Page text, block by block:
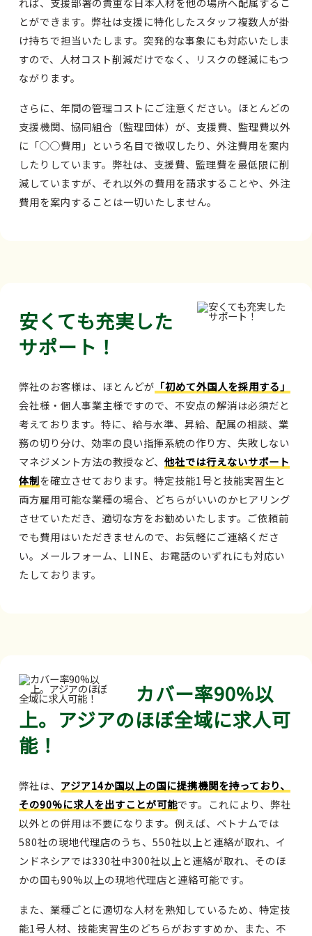
とができます。弊社は支援に特化したスタッフ複数人が掛
け持ちで担当いたします。突発的な事象にも対応いたしま
すので、人材コスト削減だけでなく、リスクの軽減にもつ
ながります。
さらに、年間の管理コストにご注意ください。ほとんどの
支援機関、協同組合（監理団体）が、支援費、監理費以外
に「○○費用」という名目で徴収したり、外注費用を案内
したりしています。弊社は、支援費、監理費を最低限に削
減していますが、それ以外の費用を請求することや、外注
費用を案内することは一切いたしません。
安くても充実した
サポート！
弊社のお客様は、ほとんどが 「初めて外国人を採用する」
会社様・個人事業主様ですので、不安点の解消は必須だと
考えております。特に、給与水準、昇給、配属の相談、業
務の切り分け、効率の良い指揮系統の作り方、失敗しない
マネジメント方法の教授など、 他社では行えないサポート
体制を確立させております。特定技能1号と技能実習生と
両方雇用可能な業種の場合、どちらがいいのかヒアリング
させていただき、適切な方をお勧めいたします。ご依頼前
でも費用はいただきませんので、お気軽にご連絡くださ
い。メールフォーム、LINE、お電話のいずれにも対応い
たしております。
カバー率90%以
上。アジアのほぼ全域に求人可
能！
弊社は、 アジア14か国以上の国に提携機関を持っており、
その90%に求人を出すことが可能です。これにより、弊社
以外との併用は不要になります。例えば、ベトナムでは
580社の現地代理店のうち、550社以上と連絡が取れ、イ
ンドネシアでは330社中300社以上と連絡が取れ、そのほ
かの国も90%以上の現地代理店と連絡可能です。
また、業種ごとに適切な人材を熟知しているため、特定技
能1号人材、技能実習生のどちらがおすすめか、また、不